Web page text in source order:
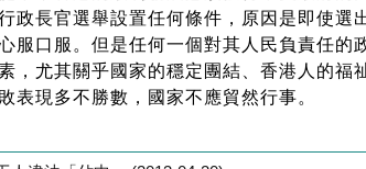
政長官選舉設置任何條件，原因是即使選
服口服。但是任何一個對其人民負責任的
，尤其關乎國家的穩定團結、香港人的福
表現多不勝數，國家不應貿然行事。